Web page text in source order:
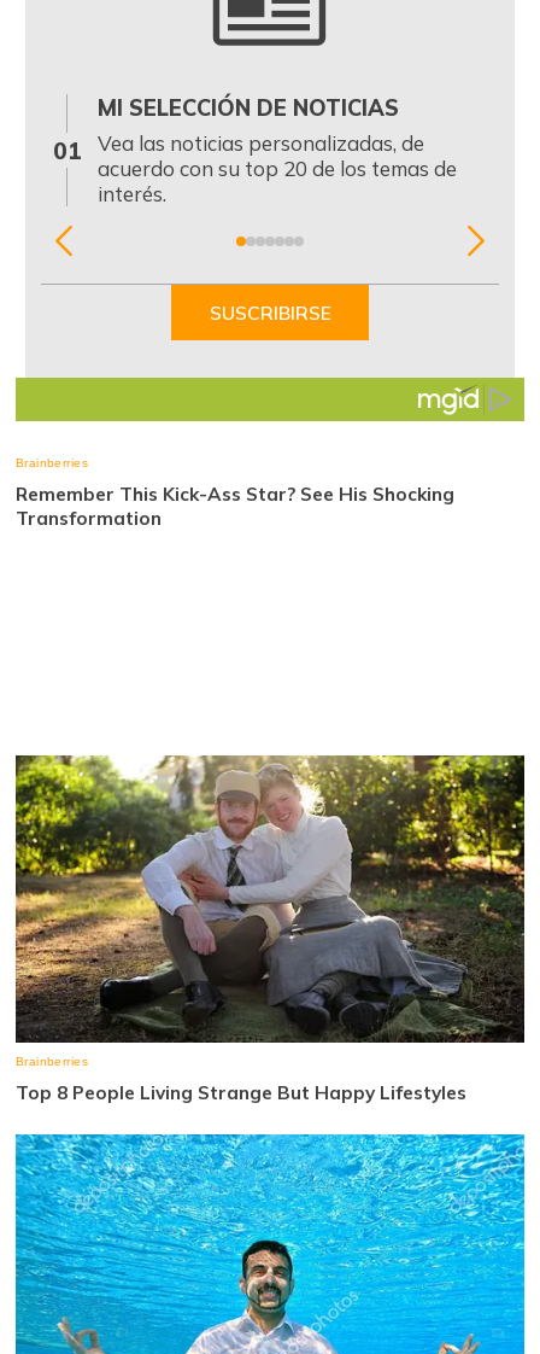
01
MI SELECCIÓN DE NOTICIAS
Vea las noticias personalizadas, de
acuerdo con su top 20 de los temas de
interés.
Item
SUSCRIBIRSE